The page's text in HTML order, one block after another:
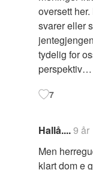
oversett
svarer eller
tydelig for
perspektiv…
7
Hallå....9 år
Men
klart dom e